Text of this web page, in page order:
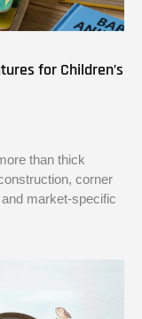
for Children’s
than thick
corner
market-specific